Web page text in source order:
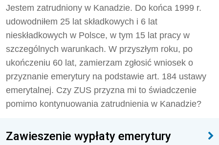
Jestem zatrudniony w Kanadzie. Do końca 1999 r.
udowodniłem 25 lat składkowych i 6 lat
nieskładkowych w Polsce, w tym 15 lat pracy w
szczególnych warunkach. W przyszłym roku, po
ukończeniu 60 lat, zamierzam zgłosić wniosek o
przyznanie emerytury na podstawie art. 184 ustawy
emerytalnej. Czy ZUS przyzna mi to świadczenie
pomimo kontynuowania zatrudnienia w Kanadzie?
Zawieszenie wypłaty emerytury